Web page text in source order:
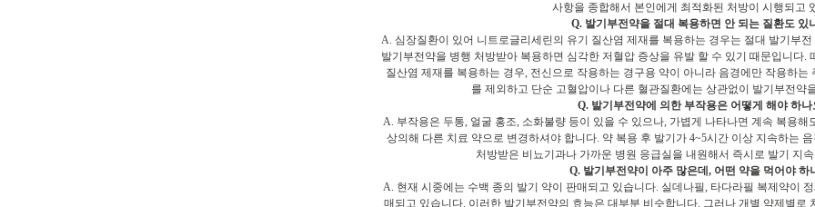
사항을 종합해서 본인에게 최적화된 처방이 시행되고
Q. 발기부전약을 절대 복용하면 안 되는 질환도 있
A. 심장질환이 있어 니트로글리세린의 유기 질산염 제재를 복용하는 경우는 절대 발기부
발기부전약을 병행 처방받아 복용하면 심각한 저혈압 증상을 유발 할 수 있기 때문입니다.
질산염 제재를 복용하는 경우, 전신으로 작용하는 경구용 약이 아니라 음경에만 작용하
를 제외하고 단순 고혈압이나 다른 혈관질환에는 상관없이 발기부전약
Q. 발기부전약에 의한 부작용은 어떻게 해야 하나
A. 부작용은 두통, 얼굴 홍조, 소화불량 등이 있을 수 있으나, 가볍게 나타나면 계속 복용
상의해 다른 치료 약으로 변경하셔야 합니다. 약 복용 후 발기가 4~5시간 이상 지속하는
처방받은 비뇨기과나 가까운 병원 응급실을 내원해서 즉시로 발기 지
Q. 발기부전약이 아주 많은데, 어떤 약을 먹어야 하
A. 현재 시중에는 수백 종의 발기 약이 판매되고 있습니다. 실데나필, 타다라필 복제약이
매되고 있습니다. 이러한 발기부전약의 효능은 대부분 비슷합니다. 그러나 개별 약제별로